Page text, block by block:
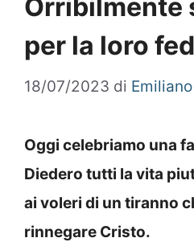
Orribilmente
per la loro
18/07/2023 di
Oggi celebriamo una
Diedero tutti la vita
ai voleri di un tiranno
rinnegare Cristo.